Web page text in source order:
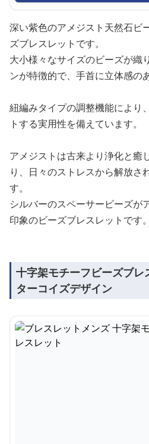
深い紫色のアメジスト天然石ビ
ズブレスレットです。
大小様々なサイズのビーズが織
ンが特徴的で、手首に立体感の
紐編みタイプの調整機能により
トする実用性を備えています。
アメジストは古来より浄化と癒
り、日々のストレスから解放さ
す。
シルバーのスペーサービーズが
印象のビーズブレスレットです。
十字架モチーフビーズブレ
ターコイズデザイン